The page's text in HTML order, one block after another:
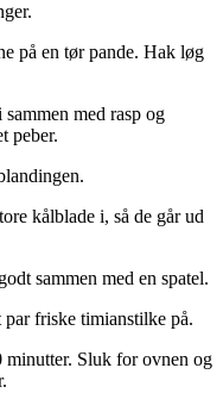
på en tør pande. Hak løg
med rasp og
peber.
kålblade i, så de går ud
sammen med en spatel.
friske timianstilke på.
minutter. Sluk for ovnen og